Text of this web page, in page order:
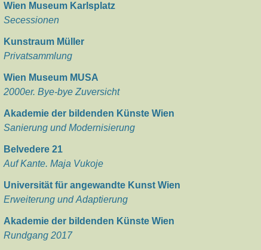
Wien Museum Karlsplatz
Secessionen
Kunstraum Müller
Privatsammlung
Wien Museum MUSA
2000er. Bye-bye Zuversicht
Akademie der bildenden Künste Wien
Sanierung und Modernisierung
Belvedere 21
Auf Kante. Maja Vukoje
Universität für angewandte Kunst Wien
Erweiterung und Adaptierung
Akademie der bildenden Künste Wien
Rundgang 2017